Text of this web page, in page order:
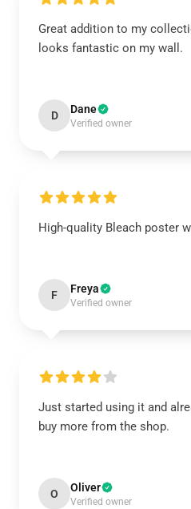
Great addition to my
looks fantastic on my wall.
D Dane
Verified owner
High-quality Bleach poster
F Freya
Verified owner
Just started using it and
buy more from the shop.
O Oliver
Verified owner